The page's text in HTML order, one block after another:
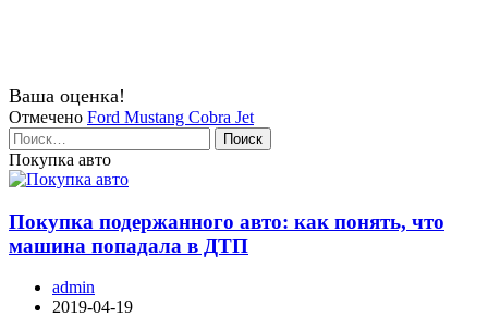
Ваша оценка!
Отмечено Ford Mustang Cobra Jet
Найти:
Покупка авто
Покупка подержанного авто: как понять, что
машина попадала в ДТП
admin
2019-04-19